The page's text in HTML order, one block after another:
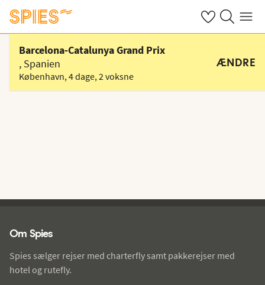
Se dine gemte
Søg påMenu
Vælg hotel
Barcelona-Catalunya Grand Prix
, Spanien
København,4 dage,2 voksne
ÆNDRE
Om Spies
Spies sælger rejser med charterfly samt pakkerejser med
hotel og rutefly.